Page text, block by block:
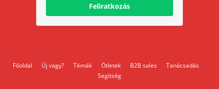
Feliratkozás
Főoldal Új vagy? Témák Ötletek B2B sales
Tanácsadás
Segítség